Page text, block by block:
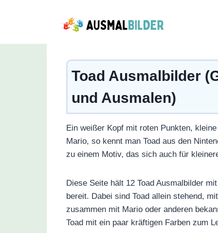
Toad Ausmalbilder
und Ausmalen)
Ein weißer Kopf mit roten Punkten,
Mario, so kennt man Toad aus den
zu einem Motiv, das sich auch für
Diese Seite hält 12 Toad Ausmalbilder
bereit. Dabei sind Toad allein stehend,
zusammen mit Mario oder anderen
Toad mit ein paar kräftigen Farben zum